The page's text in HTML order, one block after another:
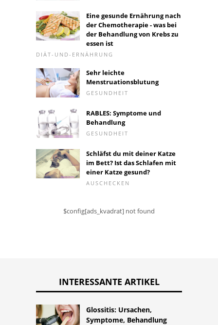
Eine gesunde Ernährung nach
der Chemotherapie - was bei
der Behandlung von Krebs zu
essen ist
DIÄT-UND-ERNÄHRUNG
Sehr leichte
Menstruationsblutung
GESUNDHEIT
RABLES: Symptome und
Behandlung
GESUNDHEIT
Schläfst du mit deiner Katze
im Bett? Ist das Schlafen mit
einer Katze gesund?
AUSCHECKEN
$config[ads_kvadrat] not found
INTERESSANTE ARTIKEL
Glossitis: Ursachen,
Symptome, Behandlung